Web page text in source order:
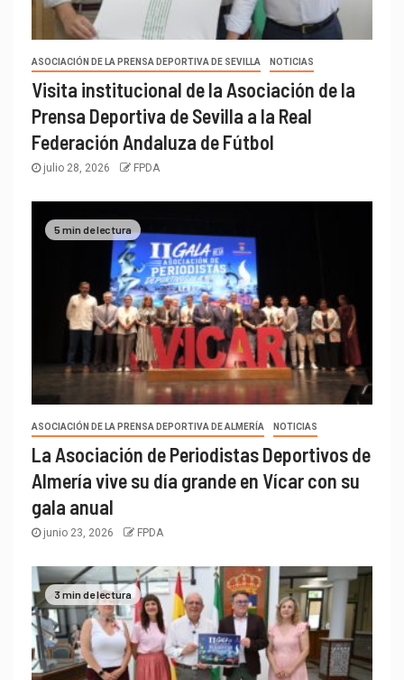
ASOCIACIÓN DE LA PRENSA DEPORTIVA DE SEVILLA NOTICIAS
Visita institucional de la Asociación de la
Prensa Deportiva de Sevilla a la Real
Federación Andaluza de Fútbol
julio 28, 2026 FPDA
5 min de lectura
ASOCIACIÓN DE LA PRENSA DEPORTIVA DE ALMERÍA NOTICIAS
La Asociación de Periodistas Deportivos de
Almería vive su día grande en Vícar con su
gala anual
junio 23, 2026 FPDA
3 min de lectura